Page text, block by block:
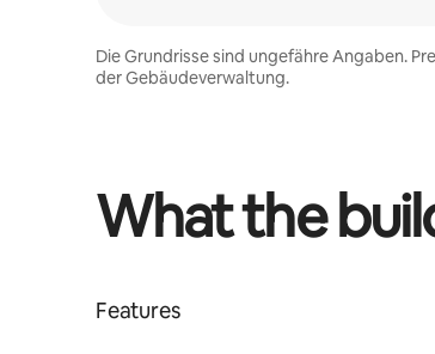
Die Grundrisse sind ungefähre Angaben.
der Gebäudeverwaltung.
What the
Features